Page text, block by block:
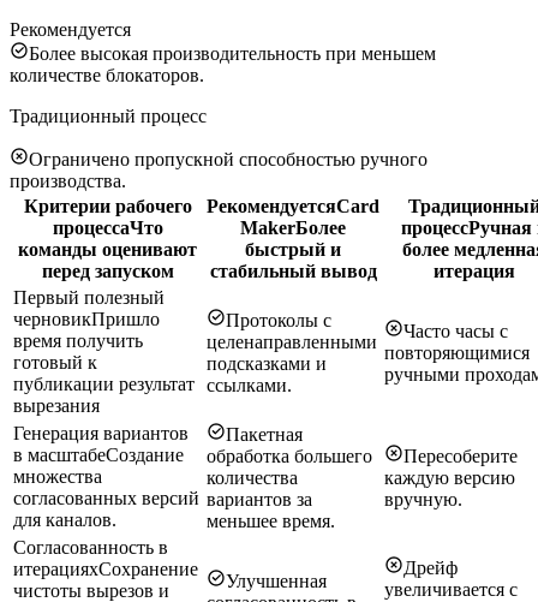
Рекомендуется
Более высокая производительность при меньшем
количестве блокаторов.
Традиционный процесс
Ограничено пропускной способностью ручного
производства.
Критерии рабочего
процессаЧто
команды оценивают
перед запуском
РекомендуетсяCard
MakerБолее
быстрый и
стабильный вывод
процессРучная
более
итерация
Первый полезный
черновикПришло
время получить
готовый к
публикации результат
вырезания
Протоколы с
целенаправленными
подсказками и
ссылками.
Часто часы с
повторяющимися
ручными
Генерация вариантов
в масштабеСоздание
множества
согласованных версий
для каналов.
Пакетная
обработка большего
количества
вариантов за
меньшее время.
Пересоберите
каждую версию
вручную.
Согласованность в
итерацияхСохранение
чистоты вырезов и
Улучшенная
Дрейф
увеличивается с